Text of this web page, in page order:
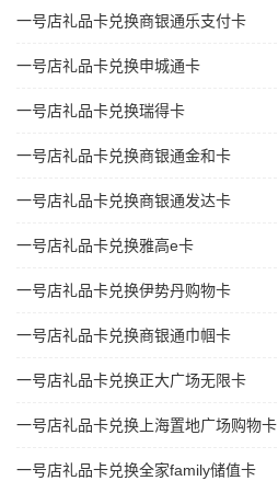
一号店礼品卡兑换商银通乐支付卡
一号店礼品卡兑换申城通卡
一号店礼品卡兑换瑞得卡
一号店礼品卡兑换商银通金和卡
一号店礼品卡兑换商银通发达卡
一号店礼品卡兑换雅高e卡
一号店礼品卡兑换伊势丹购物卡
一号店礼品卡兑换商银通巾帼卡
一号店礼品卡兑换正大广场无限卡
一号店礼品卡兑换上海置地广场购物卡
一号店礼品卡兑换全家family储值卡